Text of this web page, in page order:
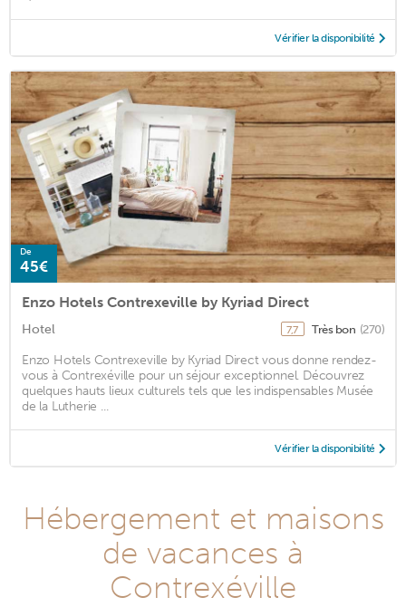
Vérifier la disponibilité
De
45€
Enzo Hotels Contrexeville by Kyriad Direct
Hotel 7,7 Très bon (270)
Enzo Hotels Contrexeville by Kyriad Direct vous donne rendez-
vous à Contrexéville pour un séjour exceptionnel. Découvrez
quelques hauts lieux culturels tels que les indispensables Musée
de la Lutherie ...
Vérifier la disponibilité
Hébergement et maisons
de vacances à
Contrexéville